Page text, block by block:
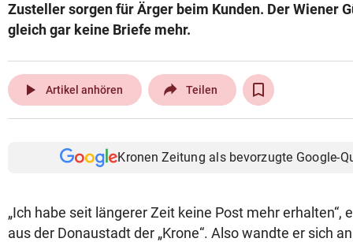
Zusteller sorgen für Ärger beim Kunden. Der Wiener
gleich gar keine Briefe mehr.
play_arrow Artikel anhören Teilen
Kronen Zeitung als bevorzugte Google-
„Ich habe seit längerer Zeit keine Post mehr erhalten“,
aus der Donaustadt der „Krone“. Also wandte er sich